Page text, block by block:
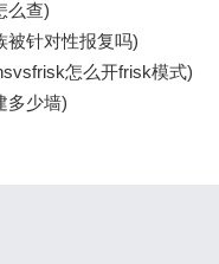
么查)
被针对性报复吗)
怎么开frisk模式)
多少墙)